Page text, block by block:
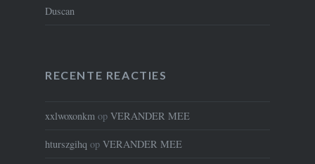
Duscan
RECENTE REACTIES
xxlwoxonkm op VERANDER MEE
hturszgihq op VERANDER MEE